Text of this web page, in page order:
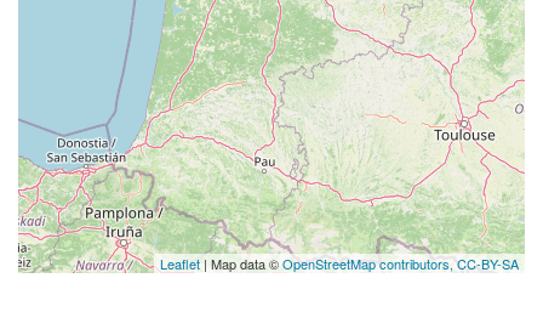
Leaflet | Map data ©OpenStreetMap contributors, CC-BY-SA